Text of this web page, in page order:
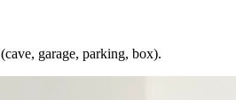
(cave, garage, parking, box).